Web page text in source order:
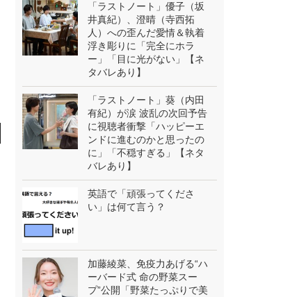
「ラストノート」優子（坂
井真紀）、澄晴（寺西拓
人）への歪んだ愛情＆執着
浮き彫りに「完全にホラ
ー」「目に光がない」【ネ
タバレあり】
「ラストノート」葵（内田
有紀）が涙 波乱の次回予告
に視聴者衝撃「ハッピーエ
ンドに進むのかと思ったの
に」「不穏すぎる」【ネタ
バレあり】
英語で「頑張ってくださ
い」は何て言う？
加藤綾菜、免疫力あげる“ハ
ーバード式 命の野菜スー
プ”公開「野菜たっぷりで美